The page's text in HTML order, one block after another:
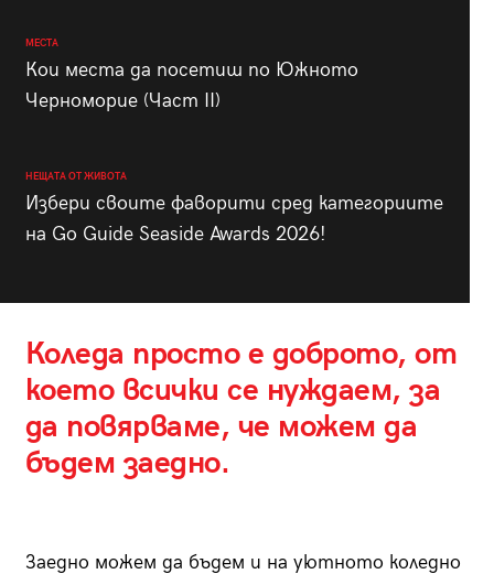
МЕСТА
Кои места да посетиш по Южното
Черноморие (Част II)
НЕЩАТА ОТ ЖИВОТА
Избери своите фаворити сред категориите
на Go Guide Seaside Awards 2026!
Коледа просто е доброто, от
което всички се нуждаем, за
да повярваме, че можем да
бъдем заедно.
Заедно можем да бъдем и на уютното коледно